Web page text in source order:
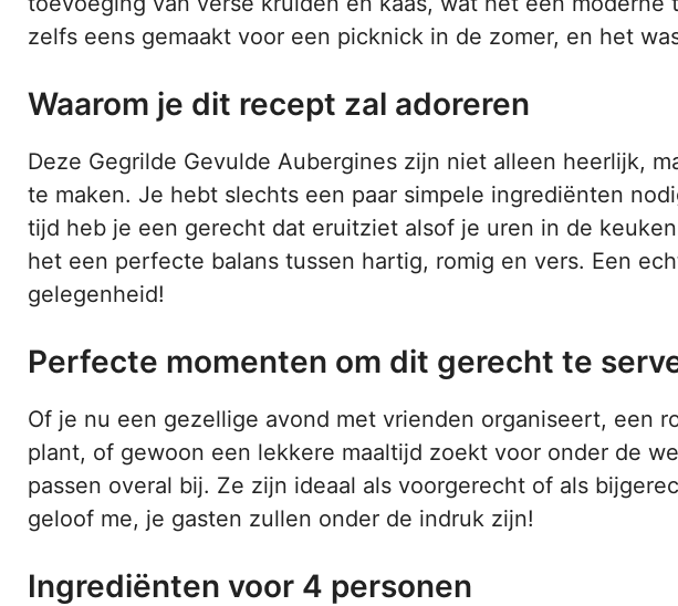
zelfs eens gemaakt voor een picknick in de zomer, en het
Waarom je dit recept zal adoreren
Deze Gegrilde Gevulde Aubergines zijn niet alleen heerlijk,
te maken. Je hebt slechts een paar simpele ingrediënten
tijd heb je een gerecht dat eruitziet alsof je uren in de
het een perfecte balans tussen hartig, romig en vers. Een
gelegenheid!
Perfecte momenten om dit gerecht te
Of je nu een gezellige avond met vrienden organiseert, een
plant, of gewoon een lekkere maaltijd zoekt voor onder de
passen overal bij. Ze zijn ideaal als voorgerecht of als
geloof me, je gasten zullen onder de indruk zijn!
Ingrediënten voor 4 personen